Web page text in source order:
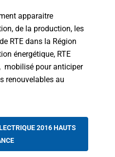
apparaitre
de la production, les
RTE dans la Région
énergétique, RTE
mobilisé pour anticiper
renouvelables au
2016 HAUTS